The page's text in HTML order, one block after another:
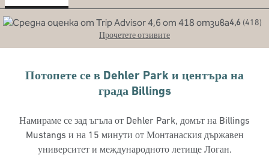
4,6 (418)
Прочетете отзивите
Потопете се в Dehler Park и центъра на
града Billings
Намираме се зад ъгъла от Dehler Park, домът на Billings
Mustangs и на 15 минути от Монтанаския държавен
университет и международното летище Логан.